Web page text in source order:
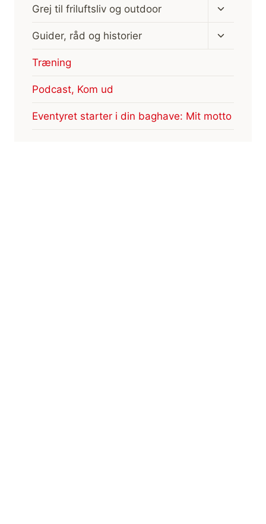
Grej til friluftsliv og outdoor
Skift
Guider, råd og historier
Skift
Træning
Podcast, Kom ud
Eventyret starter i din baghave: Mit motto